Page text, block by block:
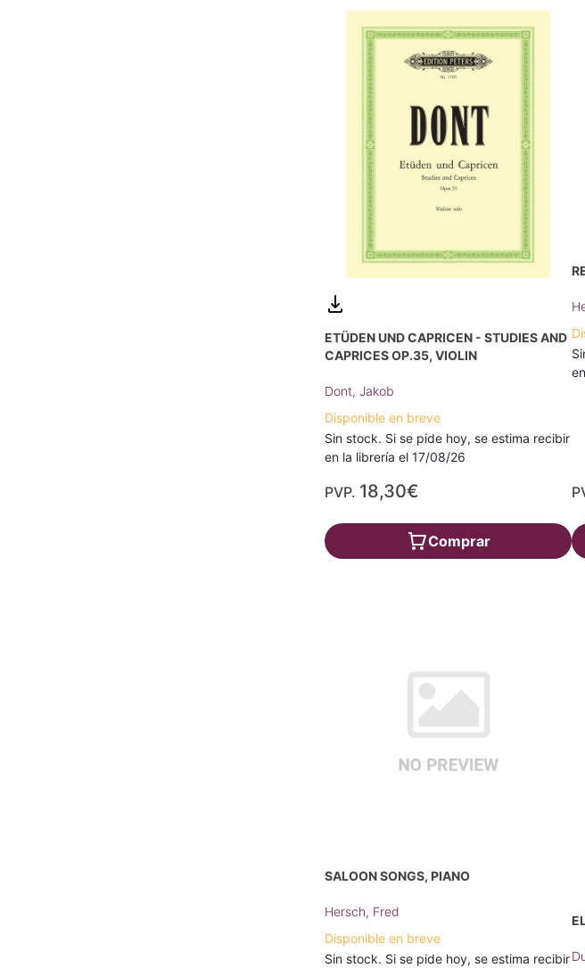
ETÜDEN UND CAPRICEN - STUDIES AND
CAPRICES OP.35, VIOLIN
Dont, Jakob
Disponible en breve
Sin stock. Si se pide hoy, se estima recibir
en la librería el 17/08/26
PVP. 18,30€
Comprar
SALOON SONGS, PIANO
Hersch, Fred
Disponible en breve
Sin stock. Si se pide hoy, se estima recibir